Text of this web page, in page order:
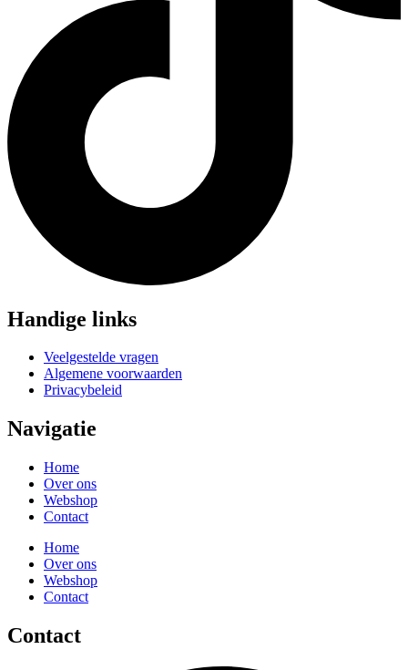
Handige links
Veelgestelde vragen
Algemene voorwaarden
Privacybeleid
Navigatie
Home
Over ons
Webshop
Contact
Home
Over ons
Webshop
Contact
Contact